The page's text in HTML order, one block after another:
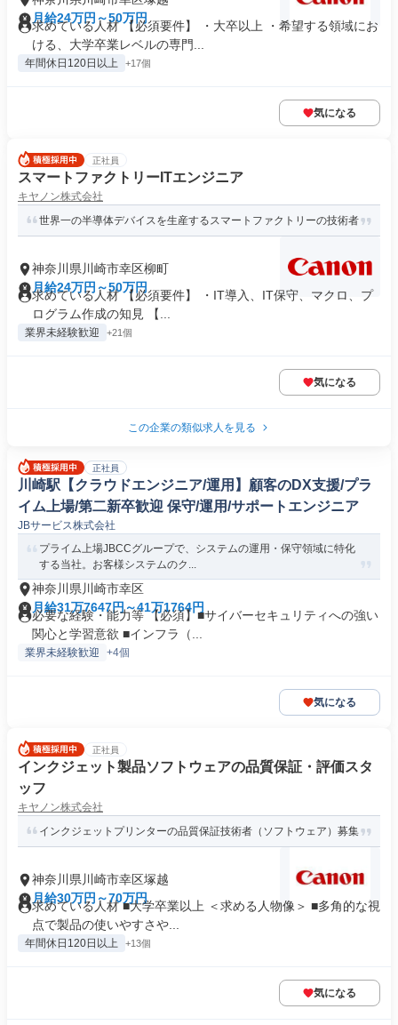
月給24万円～50万円
求めている人材 【必須要件】 ・大卒以上 ・希望する領域にお
ける、大学卒業レベルの専門...
年間休日120日以上 +17個
気になる
正社員
スマートファクトリーITエンジニア
キヤノン株式会社
世界一の半導体デバイスを生産するスマートファクトリーの技術者
神奈川県川崎市幸区柳町
月給24万円～50万円
求めている人材 【必須要件】 ・IT導入、IT保守、マクロ、プ
ログラム作成の知見 【...
業界未経験歓迎 +21個
気になる
この企業の類似求人を見る
正社員
川崎駅【クラウドエンジニア/運用】顧客のDX支援/プラ
イム上場/第二新卒歓迎 保守/運用/サポートエンジニア
JBサービス株式会社
プライム上場JBCCグループで、システムの運用・保守領域に特化
する当社。お客様システムのク...
神奈川県川崎市幸区
月給31万7647円～41万1764円
必要な経験・能力等 【必須】■サイバーセキュリティへの強い
関心と学習意欲 ■インフラ（...
業界未経験歓迎 +4個
気になる
正社員
インクジェット製品ソフトウェアの品質保証・評価スタ
ッフ
キヤノン株式会社
インクジェットプリンターの品質保証技術者（ソフトウェア）募集
神奈川県川崎市幸区塚越
月給30万円～70万円
求めている人材 ■大学卒業以上 ＜求める人物像＞ ■多角的な視
点で製品の使いやすさや...
年間休日120日以上 +13個
気になる